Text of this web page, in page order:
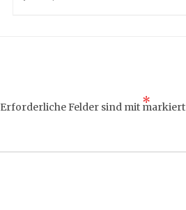
Erforderliche Felder sind mit *
markiert